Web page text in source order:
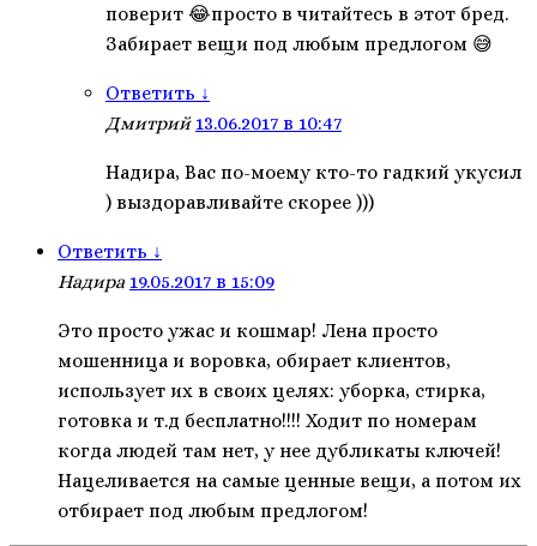
поверит 😂просто в читайтесь в этот бред.
Забирает вещи под любым предлогом 😅
Ответить ↓
Дмитрий13.06.2017 в 10:47
Надира, Вас по-моему кто-то гадкий укусил
) выздоравливайте скорее )))
Ответить ↓
Надира 19.05.2017 в 15:09
Это просто ужас и кошмар! Лена просто
мошенница и воровка, обирает клиентов,
использует их в своих целях: уборка, стирка,
готовка и т.д бесплатно!!!! Ходит по номерам
когда людей там нет, у нее дубликаты ключей!
Нацеливается на самые ценные вещи, а потом их
отбирает под любым предлогом!